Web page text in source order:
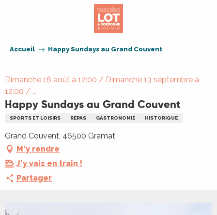
Accueil Happy Sundays au Grand Couvent
Dimanche 16 août à 12:00 / Dimanche 13 septembre à
12:00 / ...
Happy Sundays au Grand Couvent
SPORTS ET LOISIRS REPAS GASTRONOMIE HISTORIQUE
Grand Couvent, 46500 Gramat
M'y rendre
J'y vais en train !
Partager